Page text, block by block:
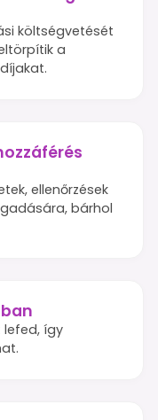
költségvetését
a
ellenőrzések
bárhol
lefed, így